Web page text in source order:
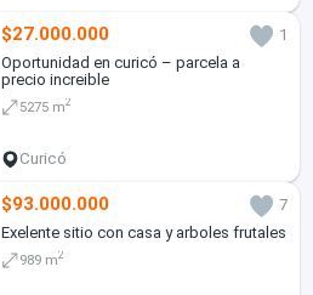
$27.000.000
1
Oportunidad en curicó – parcela a
precio increible
5275 m2
Curicó
$93.000.000
7
Exelente sitio con casa y arboles frutales
989 m2